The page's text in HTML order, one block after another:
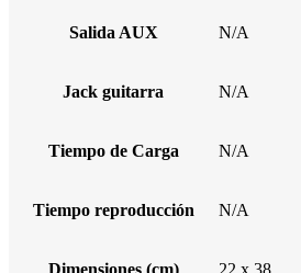
Salida AUX N/A
Jack guitarra N/A
Tiempo de Carga N/A
Tiempo reproducción N/A